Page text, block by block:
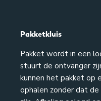
Pakketkluis
Pakket wordt in een
stuurt de ontvanger
kunnen het pakket op
ophalen zonder dat